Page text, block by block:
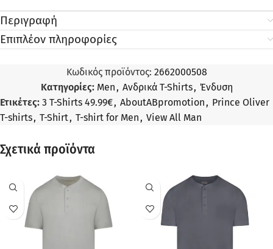
Περιγραφή
Επιπλέον πληροφορίες
Κωδικός προϊόντος: 2662000508
Κατηγορίες: Men, Ανδρικά T-Shirts, Ένδυση
Ετικέτες: 3 T-Shirts 49.99€, AboutABpromotion, Prince Oliver
T-shirts, T-Shirt, T-shirt for Men, View All Man
Σχετικά προϊόντα
ΠΡΟΣΦΟΡΆ ΠΡΟΣΦΟΡΆ